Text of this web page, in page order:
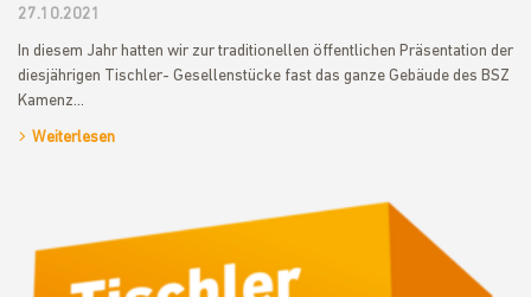
27.10.2021
In diesem Jahr hatten wir zur traditionellen öffentlichen Präsentation der
diesjährigen Tischler- Gesellenstücke fast das ganze Gebäude des BSZ
Kamenz…
Weiterlesen